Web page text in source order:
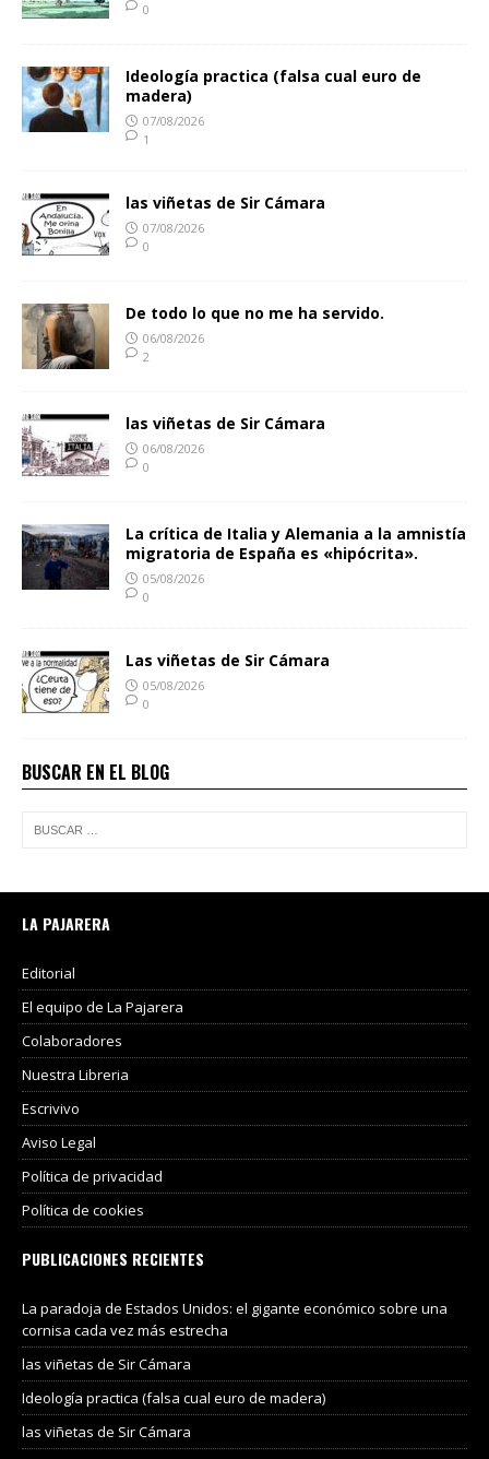
0
Ideología practica (falsa cual euro de
madera)
07/08/2026
1
las viñetas de Sir Cámara
07/08/2026
0
De todo lo que no me ha servido.
06/08/2026
2
las viñetas de Sir Cámara
06/08/2026
0
La crítica de Italia y Alemania a la amnistía
migratoria de España es «hipócrita».
05/08/2026
0
Las viñetas de Sir Cámara
05/08/2026
0
BUSCAR EN EL BLOG
LA PAJARERA
Editorial
El equipo de La Pajarera
Colaboradores
Nuestra Libreria
Escrivivo
Aviso Legal
Política de privacidad
Política de cookies
PUBLICACIONES RECIENTES
La paradoja de Estados Unidos: el gigante económico sobre una
cornisa cada vez más estrecha
las viñetas de Sir Cámara
Ideología practica (falsa cual euro de madera)
las viñetas de Sir Cámara